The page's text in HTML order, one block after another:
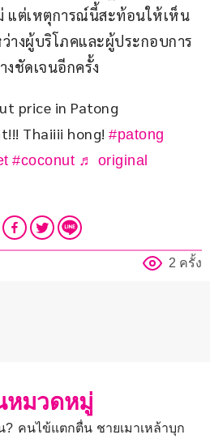
แต่เหตุการณ์นี้สะท้อนให้เห็น
างผู้บริโภคและผู้ประกอบการ
งชัดเจนอีกครั้ง
price in Patong
Thaiiii hong! #patong
#coconut ♬ original
2 ครั้ง
หมวดหมู่
คนไข้แตกตื่น ชายเมาเหล้าบุก